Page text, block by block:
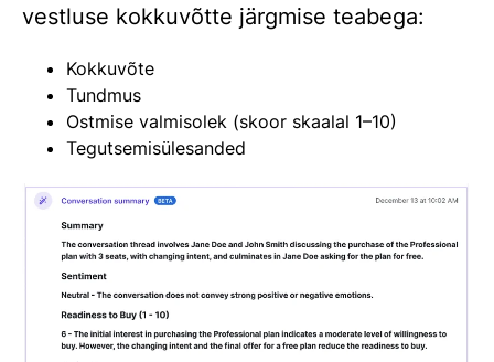
vestluse kokkuvõtte järgmise teabega:
Kokkuvõte
Tundmus
Ostmise valmisolek (skoor skaalal 1–10)
Tegutsemisülesanded